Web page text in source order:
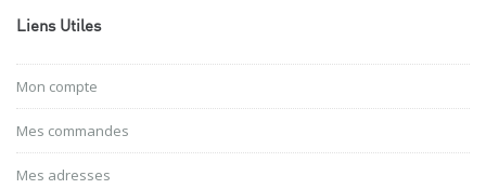
Liens Utiles
Mon compte
Mes commandes
Mes adresses